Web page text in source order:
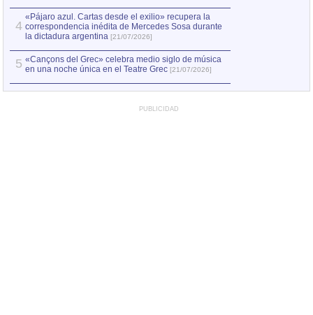
4
«Pájaro azul. Cartas desde el exilio» recupera la
correspondencia inédita de Mercedes Sosa durante
la dictadura argentina [21/07/2026]
5 «Cançons del Grec» celebra medio siglo de música
en una noche única en el Teatre Grec [21/07/2026]
PUBLICIDAD